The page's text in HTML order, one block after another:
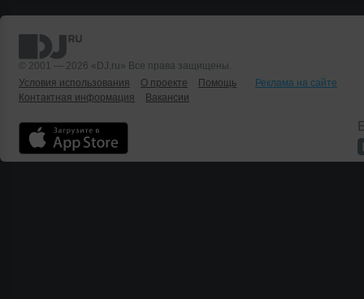
© 2001 — 2026 «DJ.ru» Все права защищены.
Условия использования
О проекте Помощь
Реклама на сайте
Контактная информация
Вакансии